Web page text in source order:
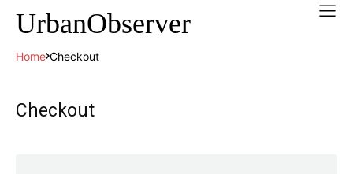
UrbanObserver
Home Checkout
Checkout